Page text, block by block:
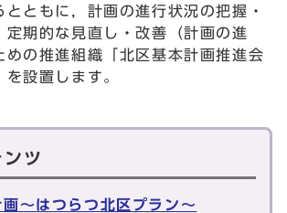
とともに，計画の進行状況の把握・
定期的な見直し・改善（計画の進
めの推進組織「北区基本計画推進会
設置します。
ンツ
～はつらつ北区プラン～